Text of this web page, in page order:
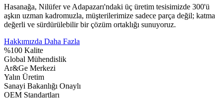
Hasanağa, Nilüfer ve Adapazarı'ndaki üç üretim tesisimizde 300'ü
aşkın uzman kadromuzla, müşterilerimize sadece parça değil; katma
değerli ve sürdürülebilir bir çözüm ortaklığı sunuyoruz.
Hakkımızda Daha Fazla
%100 Kalite
Global Mühendislik
Ar&Ge Merkezi
Yalın Üretim
Sanayi Bakanlığı Onaylı
OEM Standartları